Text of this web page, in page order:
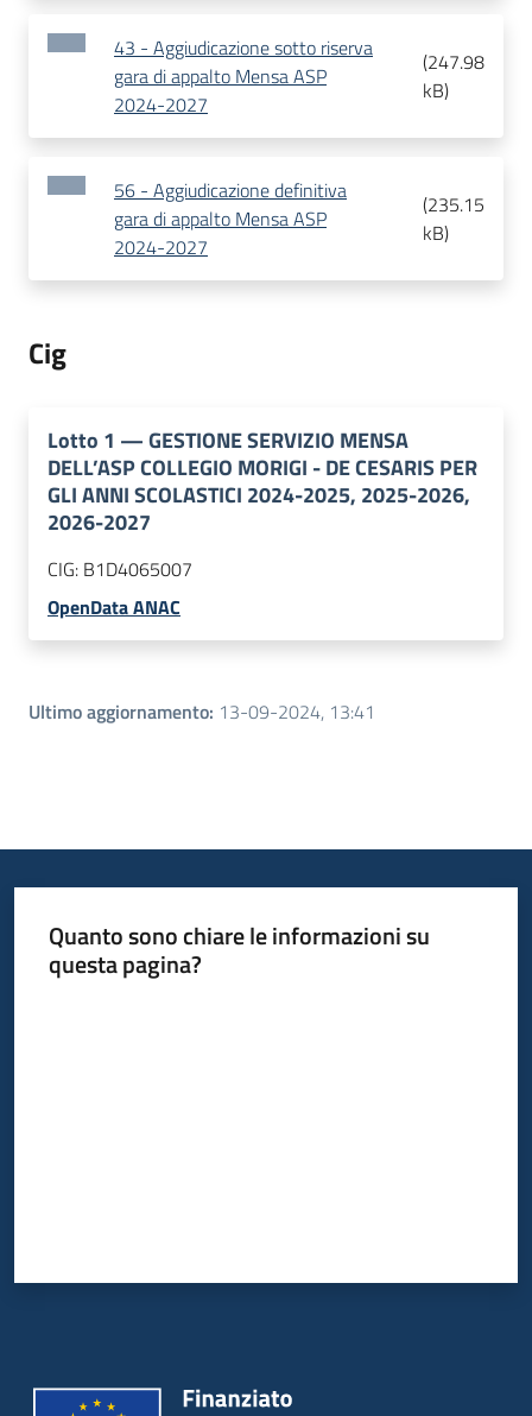
43 - Aggiudicazione sotto riserva
gara di appalto Mensa ASP
2024-2027
(247.98
kB)
56 - Aggiudicazione definitiva
gara di appalto Mensa ASP
2024-2027
(235.15
kB)
Cig
Lotto 1 —GESTIONE SERVIZIO MENSA
DELL’ASP COLLEGIO MORIGI - DE CESARIS PER
GLI ANNI SCOLASTICI 2024-2025, 2025-2026,
2026-2027
CIG: B1D4065007
OpenData ANAC
Ultimo aggiornamento: 13-09-2024, 13:41
Quanto sono chiare le informazioni su
questa pagina?